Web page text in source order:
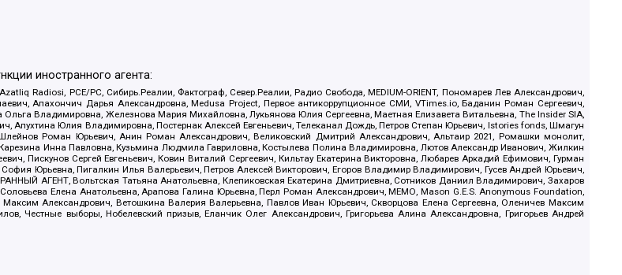
иностранного агента:
Radiosi, PCE/PC, Сибирь.Реалии, Фактограф, Север.Реалии, Радио Свобода, MEDIUM-ORIENT, Пономарев Лев Александрович,
Апахончич Дарья Александровна, Medusa Project, Первое антикоррупционное СМИ, VTimes.io, Баданин Роман Сергеевич,
Владимировна, Железнова Мария Михайловна, Лукьянова Юлия Сергеевна, Маетная Елизавета Витальевна, The Insider SIA,
Юлия Владимировна, Постернак Алексей Евгеньевич, Телеканал Дождь, Петров Степан Юрьевич, Istories fonds, Шмагун
Роман Юрьевич, Анин Роман Александрович, Великовский Дмитрий Александрович, Альтаир 2021, Ромашки монолит,
Инна Павловна, Кузьмина Людмила Гавриловна, Костылева Полина Владимировна, Лютов Александр Иванович, Жилкин
Пискунов Сергей Евгеньевич, Ковин Виталий Сергеевич, Кильтау Екатерина Викторовна, Любарев Аркадий Ефимович, Гурман
Юрьевна, Пигалкин Илья Валерьевич, Петров Алексей Викторович, Егоров Владимир Владимирович, Гусев Андрей Юрьевич,
АГЕНТ, Вольтская Татьяна Анатольевна, Клепиковская Екатерина Дмитриевна, Сотников Даниил Владимирович, Захаров
Елена Анатольевна, Арапова Галина Юрьевна, Перл Роман Александрович, МЕМО, Mason G.E.S. Anonymous Foundation,
Александрович, Ветошкина Валерия Валерьевна, Павлов Иван Юрьевич, Скворцова Елена Сергеевна, Оленичев Максим
Честные выборы, Нобелевский призыв, Еланчик Олег Александрович, Григорьева Алина Александровна, Григорьев Андрей